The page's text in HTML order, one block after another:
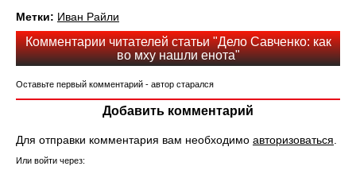
Метки: Иван Райли
Комментарии читателей статьи "Дело Савченко: как
во мху нашли енота"
Оставьте первый комментарий - автор старался
Добавить комментарий
Для отправки комментария вам необходимо авторизоваться.
Или войти через: